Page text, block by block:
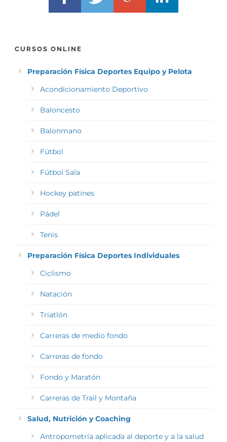
CURSOS ONLINE
Preparación Física Deportes Equipo y Pelota
Acondicionamiento Deportivo
Baloncesto
Balonmano
Fútbol
Fútbol Sala
Hockey patines
Pádel
Tenis
Preparación Física Deportes Individuales
Ciclismo
Natación
Triatlón
Carreras de medio fondo
Carreras de fondo
Fondo y Maratón
Carreras de Trail y Montaña
Salud, Nutrición y Coaching
Antropometría aplicada al deporte y a la salud